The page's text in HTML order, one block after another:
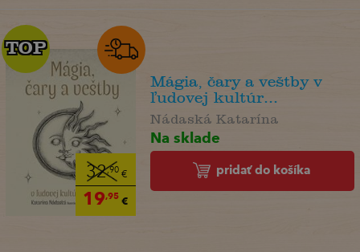
32,90€
19,95€
TOP
TOP
Mágia, čary a veštby v
ľudovej kultúr...
Nádaská Katarína
Na sklade
pridať do košíka